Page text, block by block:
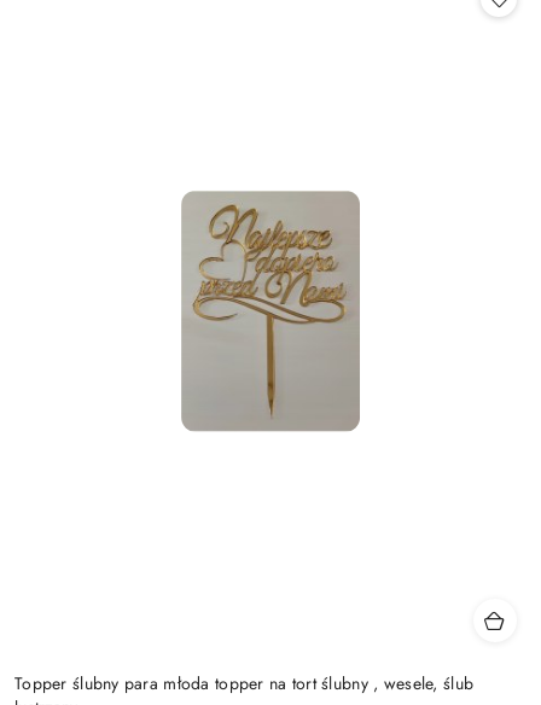
Topper ślubny para młoda topper na tort ślubny , wesele, ślub